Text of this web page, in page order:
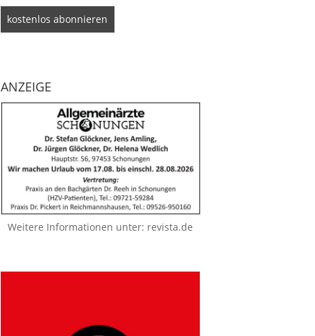
ANZEIGE
Weitere Informationen unter: revista.de